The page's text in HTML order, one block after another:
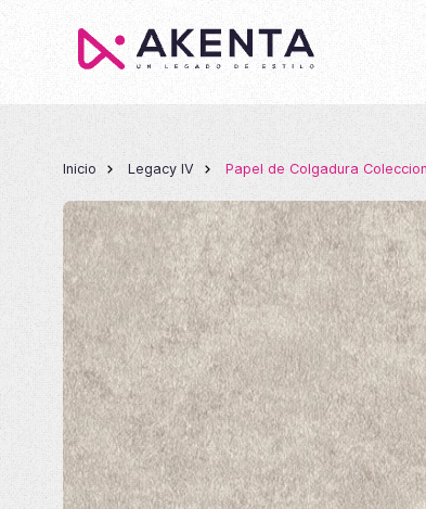
Inicio Legacy IV Papel de Colgadura